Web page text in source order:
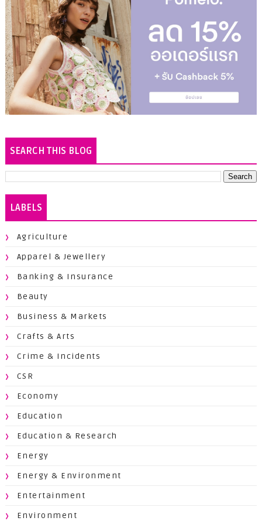
SEARCH THIS BLOG
LABELS
Agriculture
Apparel & Jewellery
Banking & Insurance
Beauty
Business & Markets
Crafts & Arts
Crime & Incidents
CSR
Economy
Education
Education & Research
Energy
Energy & Environment
Entertainment
Environment